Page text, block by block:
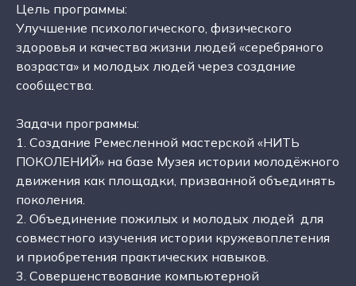
Цель программы:
Улучшение психологического, физического
здоровья и качества жизни людей «серебряного
возраста» и молодых людей через создание
сообщества.
Задачи программы:
1. Создание Ремесленной мастерской «НИТЬ
ПОКОЛЕНИЙ» на базе Музея истории молодёжного
движения как площадки, призванной объединять
поколения.
2. Объединение пожилых и молодых людей для
совместного изучения истории кружевоплетения
и приобретения практических навыков.
3. Совершенствование компьютерной